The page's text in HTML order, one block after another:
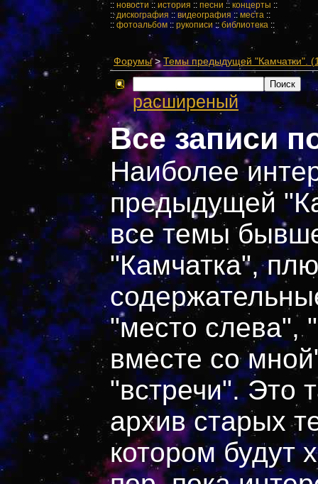
:: новости :: история :: песни :: концерты ::
::дискография :: видеография ::места ::
:: фотоальбом::рукописи::библиотека ::
Форумы>Темы предыдущей "Камчатки".
расширеный
Все записи
Наиболее
предыдущей
все темы
"Камчатка",
"место слева",
вместе со
"встречи". Это
архив старых
котором будут